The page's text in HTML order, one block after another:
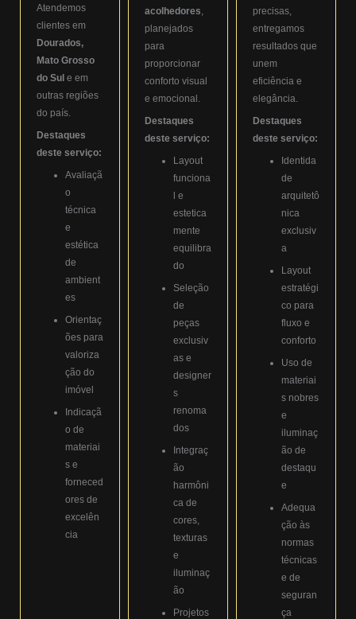
Atendemos
clientes em
Dourados,
Mato Grosso
do Sul e em
outras regiões
do país.
Destaques
deste serviço:
Avaliaçã
o
técnica
e
estética
de
ambient
es
Orientaç
ões para
valoriza
ção do
imóvel
Indicaçã
o de
materiai
s e
forneced
ores de
excelên
cia
acolhedores
planejados
para
proporcionar
conforto visual
e emocional.
Destaques
deste serviço:
Layout
funciona
l e
estetica
mente
equilibra
do
Seleção
de
peças
exclusiv
as e
designer
s
renoma
dos
Integraç
ão
harmôni
ca de
cores,
texturas
e
iluminaç
ão
Projetos
precisas,
entregamos
resultados que
unem
eficiência e
elegância.
Destaques
deste serviço:
Identida
de
arquitetô
nica
exclusiv
a
Layout
estratégi
co para
fluxo e
conforto
Uso de
materiai
s nobres
e
iluminaç
ão de
destaqu
e
Adequa
ção às
normas
técnicas
e de
seguran
ça